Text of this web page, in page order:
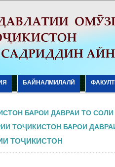
БАЙНАЛМИЛАЛӢ
БАРОИ ДАВРАИ ТО СОЛИ
ТОҶИКИСТОН БАРОИ
ТОҶИКИСТОН